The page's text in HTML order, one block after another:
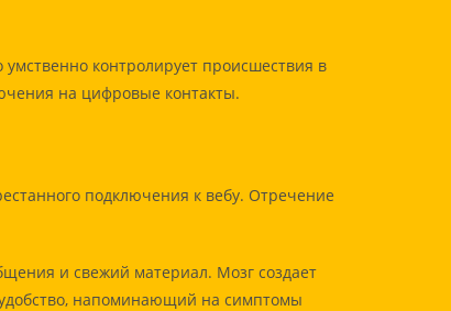
контролирует происшествия в
на цифровые контакты.
подключения к вебу. Отречение
и свежий материал. Мозг создает
напоминающий на симптомы